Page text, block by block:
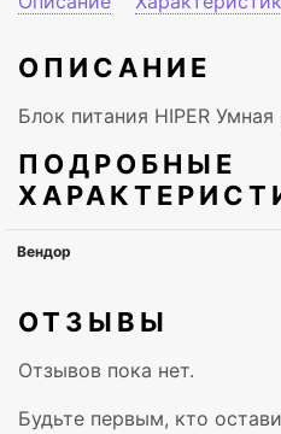
ОПИСАНИЕ
Блок питания HIPER Умная
ПОДРОБНЫЕ
ОТЗЫВЫ
Отзывов пока нет.
Будьте первым, кто